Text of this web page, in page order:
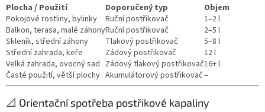
y
v
ý
p
i
s
u
Plocha / Použití Doporučený typ
Objem
Pokojové rostliny, bylinky
Ruční postřikovač
1–2 l
Balkon, terasa, malé záhonyRuční postřikovač
2–5 l
Skleník, střední záhony
Tlakový postřikovač
5–8 l
Střední zahrada, keře
Zádový postřikovač
12 l
Velká zahrada, ovocný sad Zádový tlakový postřikovač16+ l
Časté použití, větší plochy Akumulátorový postřikovač–
📐 Orientační spotřeba postřikové kapaliny